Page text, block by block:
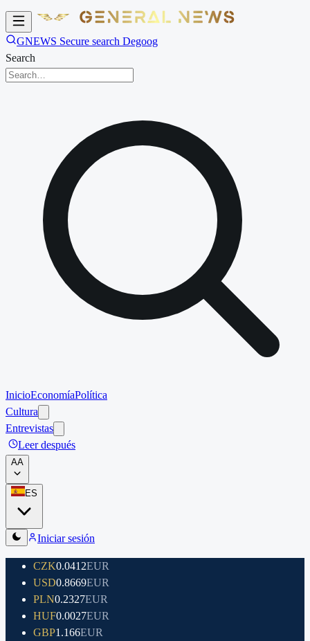
GNEWS Secure search Degoog
Search
InicioEconomíaPolítica
Cultura
Entrevistas
Leer después
AA
ES
Iniciar sesión
CZK0.0412EUR
USD0.8669EUR
PLN0.2327EUR
HUF0.0027EUR
GBP1.166EUR